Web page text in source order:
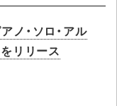
ノ・ソロ・アル
リリース